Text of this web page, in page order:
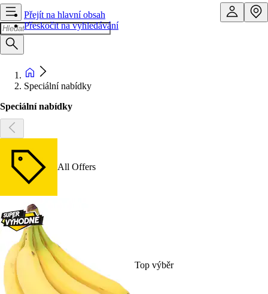
Přejít na hlavní obsah
Přeskočit na vyhledávání
Speciální nabídky
Speciální nabídky
All Offers
Top výběr